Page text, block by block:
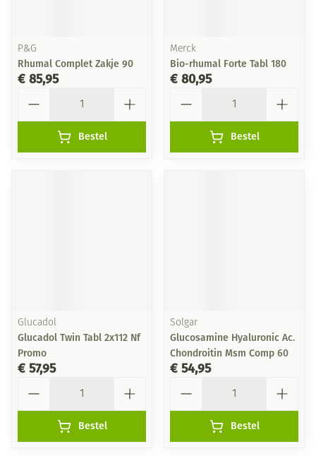
P&G
Rhumal Complet Zakje 90
€ 85,95
Bestel
Merck
Bio-rhumal Forte Tabl 180
€ 80,95
Bestel
Glucadol
Glucadol Twin Tabl 2x112 Nf
Promo
€ 57,95
Bestel
Solgar
Glucosamine Hyaluronic Ac.
Chondroitin Msm Comp 60
€ 54,95
Bestel